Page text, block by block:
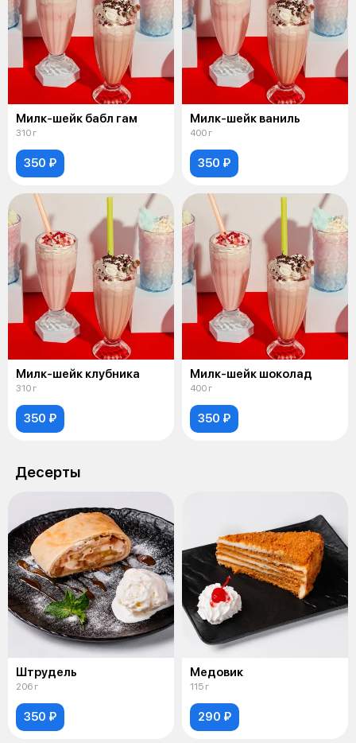
Милк-шейк бабл гам
310 г
350 ₽
Милк-шейк ваниль
400 г
350 ₽
Милк-шейк клубника
310 г
350 ₽
Милк-шейк шоколад
400 г
350 ₽
Десерты
Штрудель
206 г
350 ₽
Медовик
115 г
290 ₽